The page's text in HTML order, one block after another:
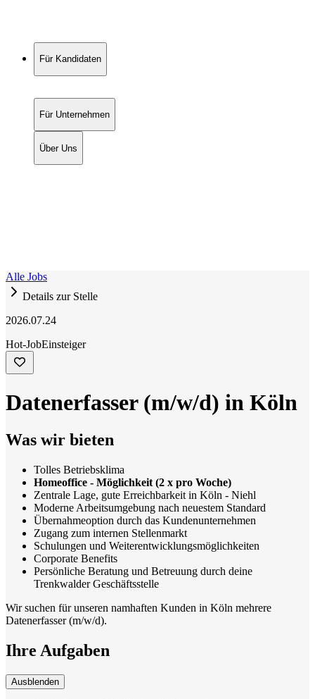
Für Kandidaten
Für Unternehmen
Über Uns
Alle Jobs
Details zur Stelle
2026.07.24
Hot-JobEinsteiger
Datenerfasser (m/w/d) in Köln
Was wir bieten
Tolles Betriebsklima
Homeoffice - Möglichkeit (2 x pro Woche)
Zentrale Lage, gute Erreichbarkeit in Köln - Niehl
Moderne Arbeitsumgebung nach neuestem Standard
Übernahmeoption durch das Kundenunternehmen
Zugang zum internen Stellenmarkt
Schulungen und Weiterentwicklungsmöglichkeiten
Corporate Benefits
Persönliche Beratung und Betreuung durch deine
Trenkwalder Geschäftsstelle
Wir suchen für unseren namhaften Kunden in Köln mehrere
Datenerfasser (m/w/d).
Ihre Aufgaben
Ausblenden